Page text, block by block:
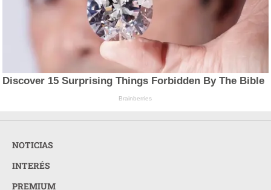
Discover 15 Surprising Things Forbidden By The Bible
Brainberries
NOTICIAS
INTERÉS
PREMIUM